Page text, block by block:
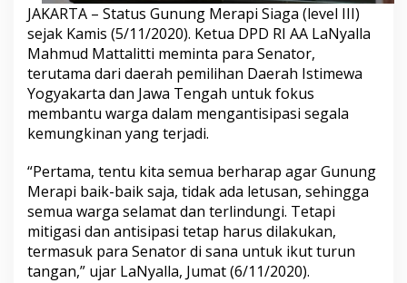
a
S
e
n
a
t
o
r
D
D
F
o
k
u
s
B
JAKARTA – Status Gunung Merapi Siaga (level III)
sejak Kamis (5/11/2020). Ketua DPD RI AA LaNyalla
Mahmud Mattalitti meminta para Senator,
terutama dari daerah pemilihan Daerah Istimewa
Yogyakarta dan Jawa Tengah untuk fokus
membantu warga dalam mengantisipasi segala
kemungkinan yang terjadi.
“Pertama, tentu kita semua berharap agar Gunung
Merapi baik-baik saja, tidak ada letusan, sehingga
semua warga selamat dan terlindungi. Tetapi
mitigasi dan antisipasi tetap harus dilakukan,
termasuk para Senator di sana untuk ikut turun
tangan,” ujar LaNyalla, Jumat (6/11/2020).